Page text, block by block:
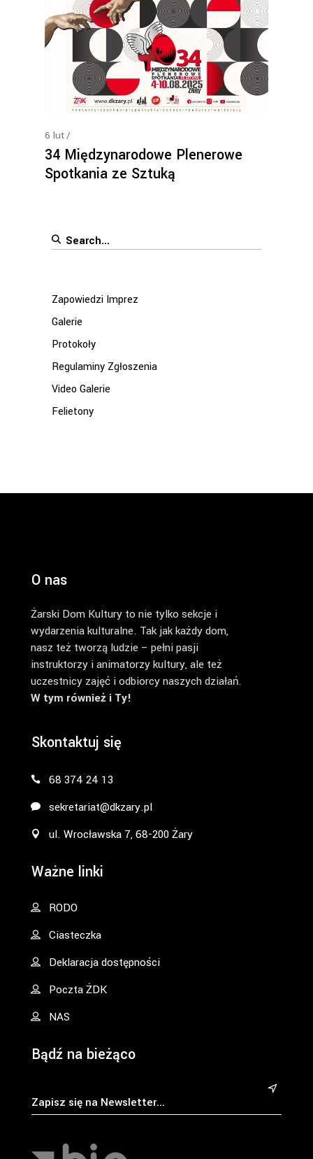
6 lut
34 Międzynarodowe Plenerowe
Spotkania ze Sztuką
Search
Zapowiedzi Imprez
Galerie
Protokoły
Regulaminy Zgłoszenia
Video Galerie
Felietony
O nas
Żarski Dom Kultury to nie tylko sekcje i
wydarzenia kulturalne. Tak jak każdy dom,
nasz też tworzą ludzie – pełni pasji
instruktorzy i animatorzy kultury, ale też
uczestnicy zajęć i odbiorcy naszych działań.
W tym również i Ty!
Skontaktuj się
68 374 24 13
sekretariat@dkzary.pl
ul. Wrocławska 7, 68-200 Żary
Ważne linki
RODO
Ciasteczka
Deklaracja dostępności
Poczta ŻDK
NAS
Bądź na bieżąco
&